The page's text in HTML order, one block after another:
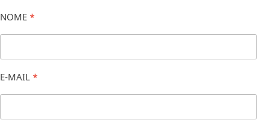
NOME *
E-MAIL *